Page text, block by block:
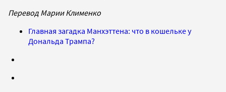
Перевод Марии Клименко
Главная загадка Манхэттена: что в кошельке у
Дональда Трампа?